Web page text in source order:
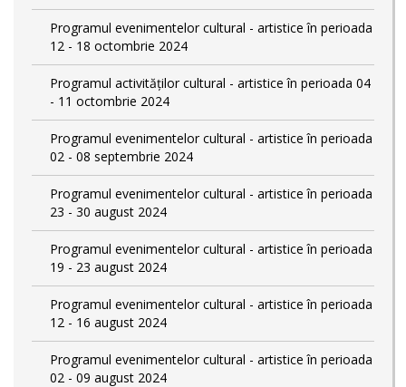
Programul evenimentelor cultural - artistice în perioada
12 - 18 octombrie 2024
Programul activităților cultural - artistice în perioada 04
- 11 octombrie 2024
Programul evenimentelor cultural - artistice în perioada
02 - 08 septembrie 2024
Programul evenimentelor cultural - artistice în perioada
23 - 30 august 2024
Programul evenimentelor cultural - artistice în perioada
19 - 23 august 2024
Programul evenimentelor cultural - artistice în perioada
12 - 16 august 2024
Programul evenimentelor cultural - artistice în perioada
02 - 09 august 2024